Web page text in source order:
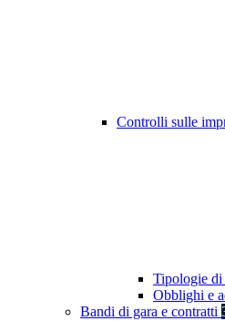
Controlli sulle
Tipologie
Obblighi e
Bandi di gara e contratti